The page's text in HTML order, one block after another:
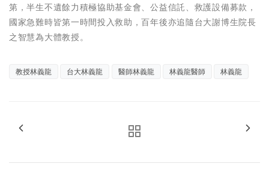
第，半生不遺餘力積極協助基金會、公益信託、救護設備募款，
國家急難時皆第一時間投入救助，百年後亦追隨台大謝博生院長
之智慧為大體教授。
教授林義龍 台大林義龍 醫師林義龍 林義龍醫師 林義龍